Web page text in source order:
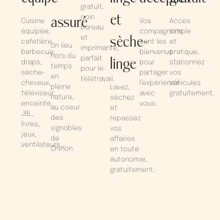
Cuisine
équipée,
cafetière,
barbecue,
draps,
sèche-
cheveux,
téléviseur,
enceinte
JBL,
livres,
jeux,
ventilateurs...
assuré
Un lieu
hors du
temps
en
pleine
nature,
au coeur
des
vignobles
de
Chinon.
gratuit,
coin
bureau
et
imprimante,
parfait
pour le
télétravail.
et
sèche-
linge
Lavez,
séchez
et
repassez
vos
affaires
en toute
autonomie,
gratuitement.
Vos
compagnons
sont les
bienvenus
pour
partager
l’expérience
avec
vous.
Accès
simple
et
pratique,
stationnez
vos
véhicules
gratuitement.